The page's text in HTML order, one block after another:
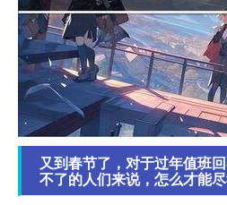
又到春节了，对于过年值班
不了的人们来说，怎么才能